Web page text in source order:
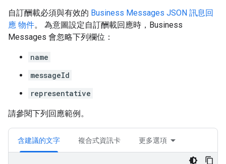
自訂酬載必須與有效的 Business Messages JSON 訊息回
應 物件。 為意圖設定自訂酬載回應時，Business
Messages 會忽略下列欄位：
name
messageId
representative
請參閱下列回應範例。
含建議的文字 複合式資訊卡 更多選項